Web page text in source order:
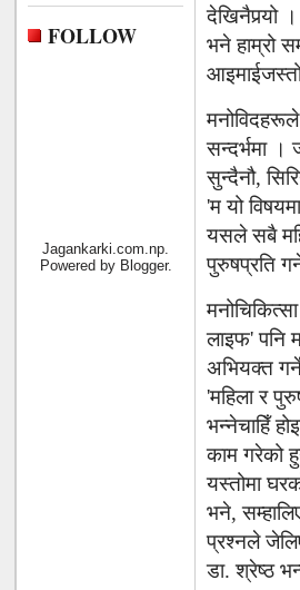
FOLLOW
Jagankarki.com.np.
Powered by Blogger.
देखिनैपर्‍यो
भने हाम्रो
सन्दर्भमा ।
सुन्दैनौ,
'म यो
यसले सबै
पुरुषप्रति
लाइफ' पनि
अभियक्त
'महिला र
भन्नेचाहिँ
काम गरेको
यस्तोमा
भने,
प्रश्नले
डा. श्रेष्ठ